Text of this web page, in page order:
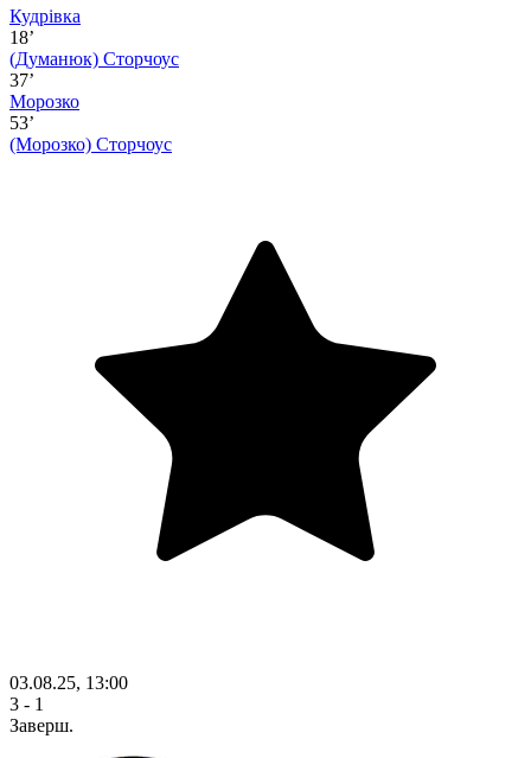
Кудрівка
18’
(Думанюк) Сторчоус
37’
Морозко
53’
(Морозко) Сторчоус
03.08.25, 13:00
3 - 1
Заверш.